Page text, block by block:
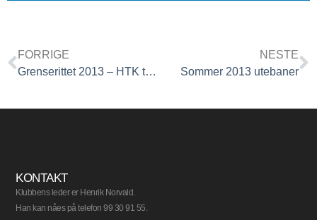
FORRIGE
Grenserittet 2013 – HTK trenger deltagere til dugnad
NESTE
Sommer 2013 utebaner
KONTAKT
Klubbens leder er Henrik Norvald.
Han kan nåes på telefon 99 30 91 55.